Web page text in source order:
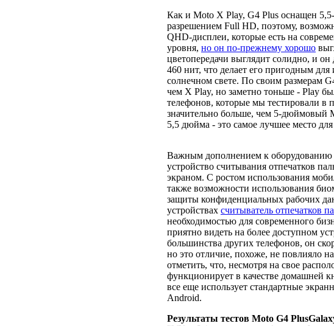
Как и Moto X Play, G4 Plus оснащен
разрешением Full HD, поэтому,
QHD-дисплеи, которые есть на
уровня, но он по-прежнему хорошо
цветопередачи выглядит солидно, и он
460 нит, что делает его пригодным
солнечном свете. По своим размерам
чем X Play, но заметно тоньше - Play
телефонов, которые мы тестировали в
значительно больше, чем 5-дюймовый
5,5 дюйма - это самое лучшее место
Важным дополнением к оборудованию
устройство считывания отпечатков
экраном. С ростом использования
также возможности использования
защиты конфиденциальных рабочих
устройствах считыватель отпечатков
необходимостью для современного
приятно видеть на более доступном
большинства других телефонов, он
но это отличие, похоже, не повлияло
отметить, что, несмотря на свое
функционирует в качестве домашней
все еще использует стандартные
Android.
Результаты тестов Moto G4 Plus